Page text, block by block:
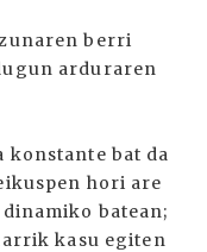
berri
arduraren
bat da
hori are
batean;
kasu egiten